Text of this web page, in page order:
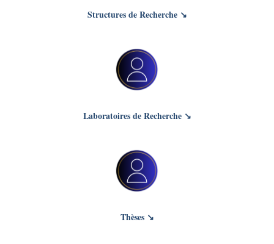
Structures de Recherche ↘
Laboratoires de Recherche ↘
Thèses ↘